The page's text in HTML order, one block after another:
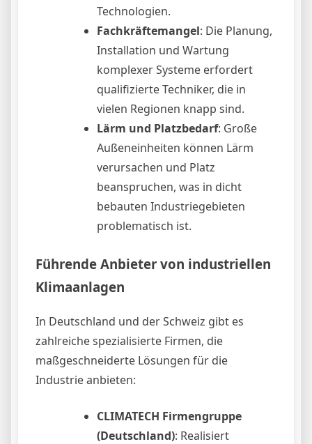
Technologien.
Fachkräftemangel: Die Planung,
Installation und Wartung
komplexer Systeme erfordert
qualifizierte Techniker, die in
vielen Regionen knapp sind.
Lärm und Platzbedarf: Große
Außeneinheiten können Lärm
verursachen und Platz
beanspruchen, was in dicht
bebauten Industriegebieten
problematisch ist.
Führende Anbieter von industriellen
Klimaanlagen
In Deutschland und der Schweiz gibt es
zahlreiche spezialisierte Firmen, die
maßgeschneiderte Lösungen für die
Industrie anbieten:
CLIMATECH Firmengruppe
(Deutschland): Realisiert